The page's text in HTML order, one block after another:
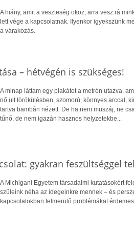
A hiány, amit a veszteség okoz, arra vesz rá
lett vége a kapcsolatnak. Ilyenkor igyekszünk
a várakozás.
– hétvégén is szükséges!
A minap láttam egy plakátot a metrón utazva,
nő ült törökülésben, szomorú, könnyes arccal,
tartva bambán nézett. De ha nem muszáj, ne
tűnő, de nem igazán hasznos helyzetekbe...
gyakran feszültséggel
A Michigani Egyetem társadalmi kutatásokért
szüleink néha az idegeinkre mennek – és
kapcsolatokban felmerülő problémákat